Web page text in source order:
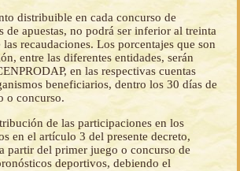
distribuible en cada concurso de
de apuestas, no podrá ser inferior al treinta
recaudaciones. Los porcentajes que son
entre las diferentes entidades, serán
en las respectivas cuentas
beneficiarios, dentro los 30 días de
o concurso.
de las participaciones en los
en el artículo 3 del presente decreto,
partir del primer juego o concurso de
deportivos, debiendo el